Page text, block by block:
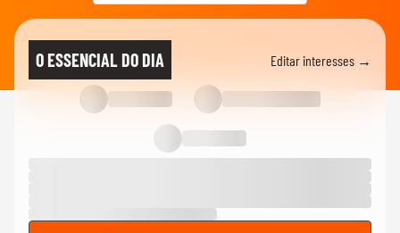
O ESSENCIAL DO DIA Editar interesses →